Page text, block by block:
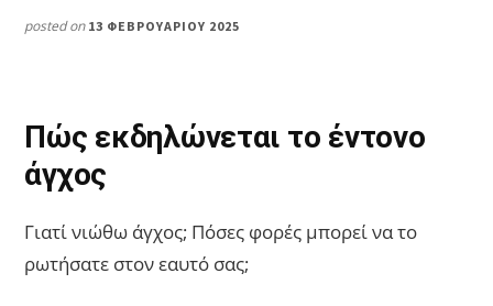
posted on 13 ΦΕΒΡΟΥΑΡΊΟΥ 2025
Πώς εκδηλώνεται το έντονο
άγχος
Γιατί νιώθω άγχος; Πόσες φορές μπορεί να το
ρωτήσατε στον εαυτό σας;